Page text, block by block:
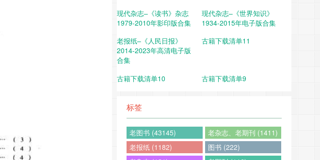
现代杂志–《读书》杂志
1979-2010年影印版合集
现代杂志–《世界知识》
1934-2015年电子版合集
老报纸–《人民日报》
2014-2023年高清电子版
合集
古籍下载清单11
古籍下载清单10 古籍下载清单9
标签
老图书 (43145)
老杂志、老期刊 (1411)
老报纸 (1182)
图书 (222)